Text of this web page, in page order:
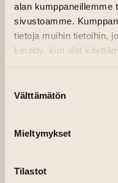
alan kumppaneillemme
sivustoamme.
tietoja muihin tietoihin,
kerätty, kun olet
valinta
Välttämätön
Mieltymykset
Tilastot
Cize on
kiinnostus
alkoi 90-luvun
mukaan hänen
weekends
Taideseinän
aikavälein ja